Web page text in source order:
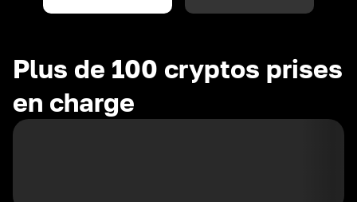
Plus de 100 cryptos prises
en charge